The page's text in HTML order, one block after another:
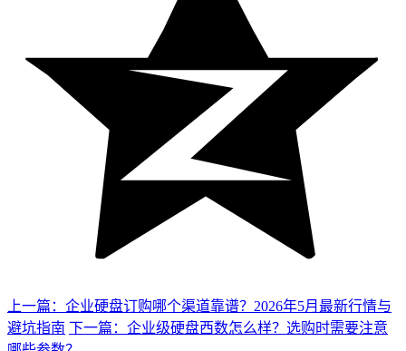
上一篇：企业硬盘订购哪个渠道靠谱？2026年5月最新行情与
避坑指南 下一篇：企业级硬盘西数怎么样？选购时需要注意